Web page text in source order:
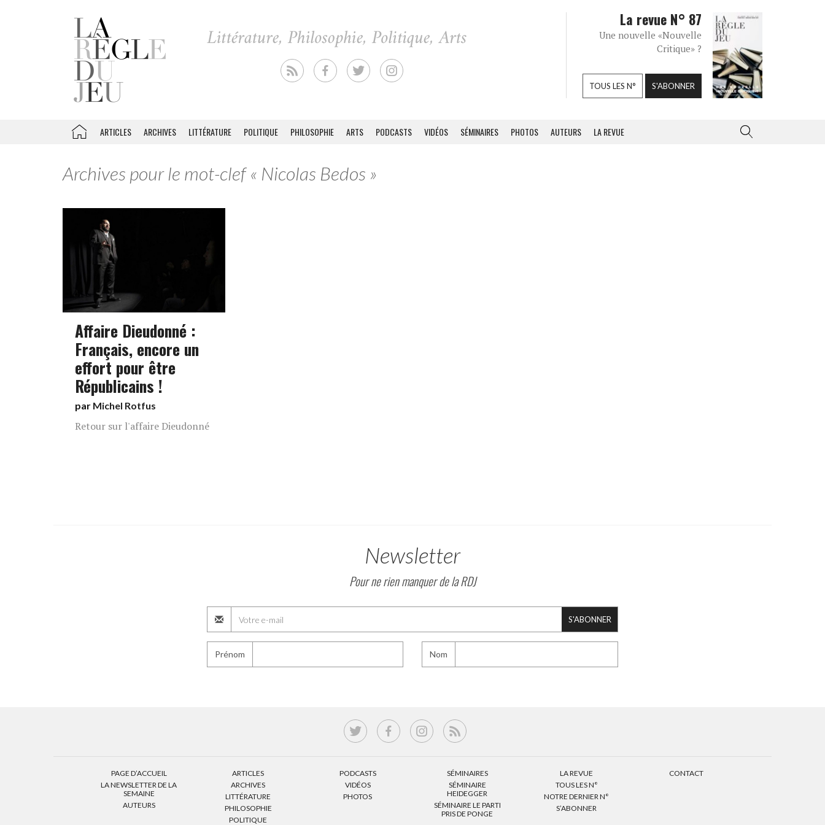
La revue N° 87
Une nouvelle «Nouvelle
Critique» ?
TOUS LES N° S'ABONNER
ARTICLES ARCHIVES LITTÉRATURE POLITIQUE PHILOSOPHIE ARTS PODCASTS VIDÉOS SÉMINAIRES PHOTOS AUTEURS LA REVUE
Archives pour le mot-clef « Nicolas Bedos »
Affaire Dieudonné :
Français, encore un
effort pour être
Républicains !
par Michel Rotfus
Retour sur l'affaire Dieudonné
Newsletter
Pour ne rien manquer de la RDJ
S'ABONNER
Prénom Nom
PAGE D’ACCUEIL
LA NEWSLETTER DE LA
SEMAINE
AUTEURS
ARTICLES
ARCHIVES
LITTÉRATURE
PHILOSOPHIE
POLITIQUE
PODCASTS
VIDÉOS
PHOTOS
SÉMINAIRES
SÉMINAIRE
HEIDEGGER
SÉMINAIRE LE PARTI
PRIS DE PONGE
LA REVUE
TOUS LES N°
NOTRE DERNIER N°
S’ABONNER
CONTACT